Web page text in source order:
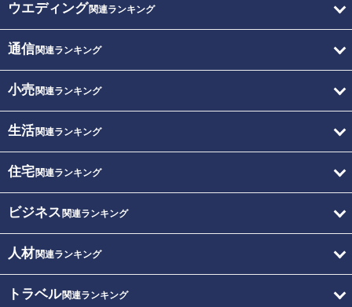
ウエディング関連ランキング
通信関連ランキング
小売関連ランキング
生活関連ランキング
住宅関連ランキング
ビジネス 関連ランキング
人材関連ランキング
トラベル関連ランキング